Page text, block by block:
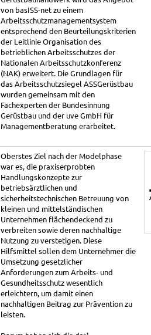
von basISS-net zu einem
Arbeitsschutzmanagementsystem
entsprechend den Beurteilungskriterien
der Leitlinie Organisation des
betrieblichen Arbeitsschutzes der
Nationalen Arbeitsschutzkonferenz
(NAK) erweitert. Die Grundlagen für
das Arbeitsschutzsiegel ASSGerüstbau
wurden gemeinsam mit den
Fachexperten der Bundesinnung
Gerüstbau und der uve GmbH für
Managementberatung erarbeitet.
Oberstes Ziel nach der Modelphase
war es, die praxiserprobten
Handlungskonzepte zur
betriebsärztlichen und
sicherheitstechnischen Betreuung von
kleinen und mittelständischen
Unternehmen flächendeckend zu
verbreiten sowie deren nachhaltige
Nutzung zu verstetigen. Diese
Hilfsmittel sollen dem Unternehmer die
Umsetzung gesetzlicher
Anforderungen zum Arbeits- und
Gesundheitsschutz wesentlich
erleichtern, um damit einen
nachhaltigen Beitrag zur Prävention zu
leisten.